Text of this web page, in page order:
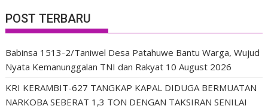
POST TERBARU
Babinsa 1513-2/Taniwel Desa Patahuwe Bantu Warga, Wujud
Nyata Kemanunggalan TNI dan Rakyat 10 August 2026
KRI KERAMBIT-627 TANGKAP KAPAL DIDUGA BERMUATAN
NARKOBA SEBERAT 1,3 TON DENGAN TAKSIRAN SENILAI